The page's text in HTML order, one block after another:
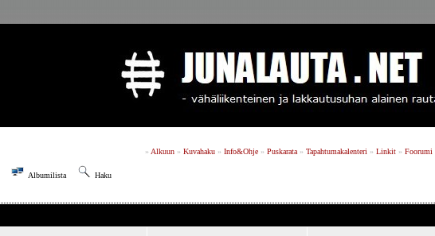
» Alkuun» Kuvahaku» Info&Ohje» Puskarata» Tapahtumakalenteri » Linkit» Foorumi
Albumilista Haku